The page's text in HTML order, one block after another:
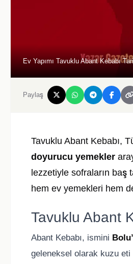
Ev Yapımı Tavuklu Abant Kebabı
Paylaş
Tavuklu Abant Kebabı,
doyurucu yemekler
lezzetiyle sofraların baş
hem ev yemekleri hem
Tavuklu Abant
Abant Kebabı, ismini
geleneksel olarak kuzu eti